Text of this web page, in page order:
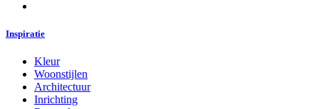
Inspiratie
Kleur
Woonstijlen
Architectuur
Inrichting